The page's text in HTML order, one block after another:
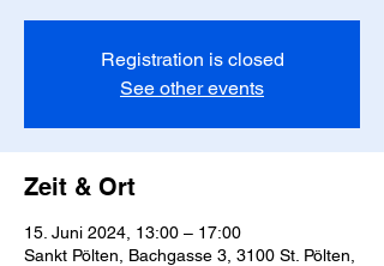
Registration is closed
See other events
Zeit & Ort
15. Juni 2024, 13:00 – 17:00
Sankt Pölten, Bachgasse 3, 3100 St. Pölten,